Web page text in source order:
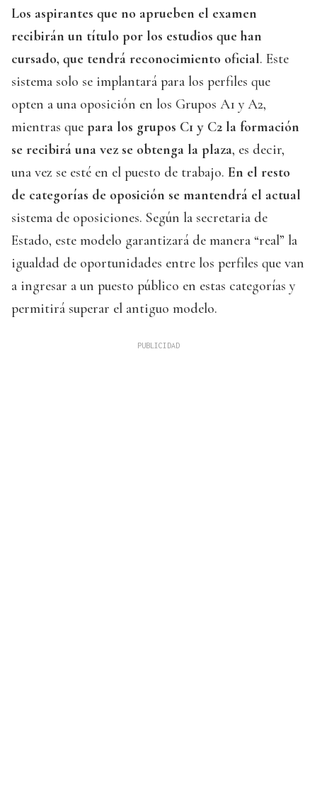
Los aspirantes que no aprueben el examen
recibirán un título por los estudios que han
cursado, que tendrá reconocimiento oficial. Este
sistema solo se implantará para los perfiles que
opten a una oposición en los Grupos A1 y A2,
mientras que para los grupos C1 y C2 la formación
se recibirá una vez se obtenga la plaza, es decir,
una vez se esté en el puesto de trabajo. En el resto
de categorías de oposición se mantendrá el actual
sistema de oposiciones. Según la secretaria de
Estado, este modelo garantizará de manera “real” la
igualdad de oportunidades entre los perfiles que van
a ingresar a un puesto público en estas categorías y
permitirá superar el antiguo modelo.